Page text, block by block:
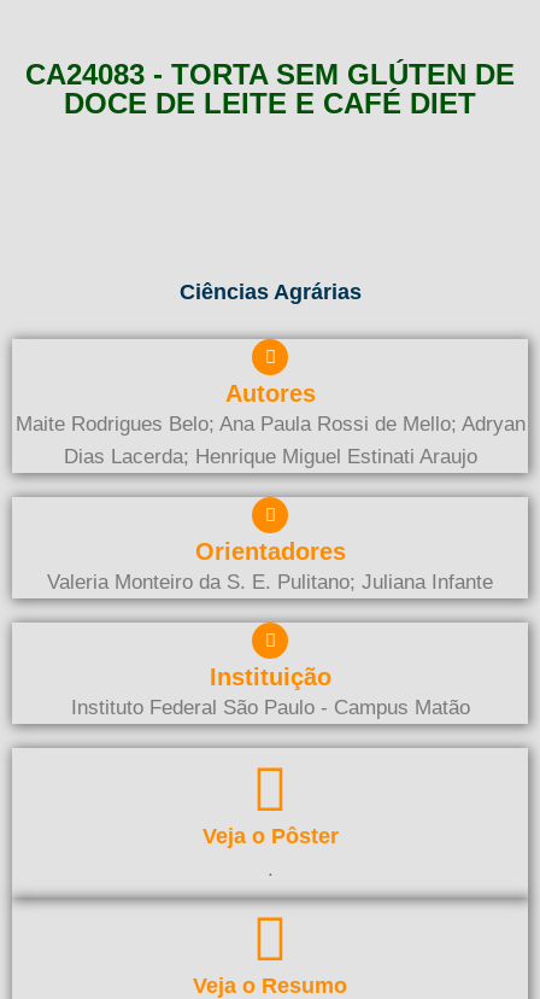
CA24083 - TORTA SEM GLÚTEN DE
DOCE DE LEITE E CAFÉ DIET
Ciências Agrárias
Autores
Maite Rodrigues Belo; Ana Paula Rossi de Mello; Adryan
Dias Lacerda; Henrique Miguel Estinati Araujo
Orientadores
Valeria Monteiro da S. E. Pulitano; Juliana Infante
Instituição
Instituto Federal São Paulo - Campus Matão
Veja o Pôster
.
Veja o Resumo